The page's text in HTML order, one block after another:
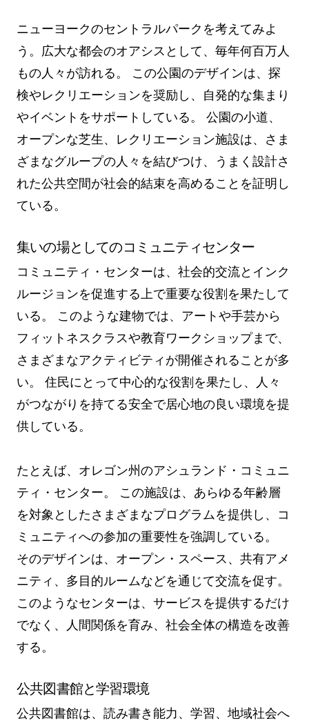
ニューヨークのセントラルパークを考えてみよ
う。広大な都会のオアシスとして、毎年何百万人
もの人々が訪れる。 この公園のデザインは、探
検やレクリエーションを奨励し、自発的な集まり
やイベントをサポートしている。 公園の小道、
オープンな芝生、レクリエーション施設は、さま
ざまなグループの人々を結びつけ、うまく設計さ
れた公共空間が社会的結束を高めることを証明し
ている。
集いの場としてのコミュニティセンター
コミュニティ・センターは、社会的交流とインク
ルージョンを促進する上で重要な役割を果たして
いる。 このような建物では、アートや手芸から
フィットネスクラスや教育ワークショップまで、
さまざまなアクティビティが開催されることが多
い。 住民にとって中心的な役割を果たし、人々
がつながりを持てる安全で居心地の良い環境を提
供している。
たとえば、オレゴン州のアシュランド・コミュニ
ティ・センター。 この施設は、あらゆる年齢層
を対象としたさまざまなプログラムを提供し、コ
ミュニティへの参加の重要性を強調している。
そのデザインは、オープン・スペース、共有アメ
ニティ、多目的ルームなどを通じて交流を促す。
このようなセンターは、サービスを提供するだけ
でなく、人間関係を育み、社会全体の構造を改善
する。
公共図書館と学習環境
公共図書館は、読み書き能力、学習、地域社会へ